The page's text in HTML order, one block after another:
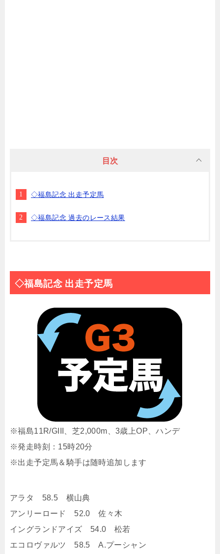
目次
◇福島記念 出走予定馬
◇福島記念 過去のレース結果
◇福島記念 出走予定馬
※福島11R/GIII、芝2,000m、3歳上OP、ハンデ
※発走時刻：15時20分
※出走予定馬＆騎手は随時追加します
アラタ 58.5 横山典
アンリーロード 52.0 佐々木
イングランドアイズ 54.0 松若
エコロヴァルツ 58.5 A.プーシャン